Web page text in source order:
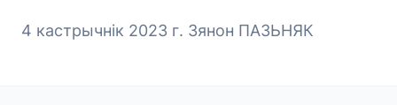
4 кастрычнік 2023 г. Зянон ПАЗЬНЯК